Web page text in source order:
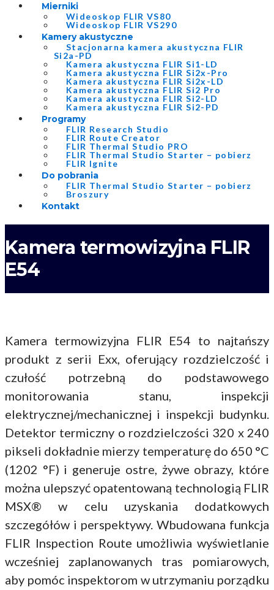
Mierniki
Wideoskop FLIR VS80
Wideoskop FLIR VS290
Kamery akustyczne
Stacjonarna kamera akustyczna FLIR
Si2a-PD
Kamera akustyczna FLIR Si1-LD
Kamera akustyczna FLIR Si2x-Pro
Kamera akustyczna FLIR Si2x-LD
Kamera akustyczna FLIR Si2 Pro
Kamera akustyczna FLIR Si2-LD
Kamera akustyczna FLIR Si2-PD
Programy
FLIR Research Studio
FLIR Route Creator
FLIR Thermal Studio PRO
FLIR Thermal Studio Starter – pobierz
FLIR Ignite
Do pobrania
FLIR Thermal Studio Starter – pobierz
Broszury
Kontakt
Kamera termowizyjna FLIR
E54
Kamera termowizyjna FLIR E54 to najtańszy
produkt z serii Exx, oferujący rozdzielczość i
czułość potrzebną do podstawowego
monitorowania stanu, inspekcji
elektrycznej/mechanicznej i inspekcji budynku.
Detektor termiczny o rozdzielczości 320 x 240
pikseli dokładnie mierzy temperaturę do 650 °C
(1202 °F) i generuje ostre, żywe obrazy, które
można ulepszyć opatentowaną technologią FLIR
MSX® w celu uzyskania dodatkowych
szczegółów i perspektywy. Wbudowana funkcja
FLIR Inspection Route umożliwia wyświetlanie
wcześniej zaplanowanych tras pomiarowych,
aby pomóc inspektorom w utrzymaniu porządku